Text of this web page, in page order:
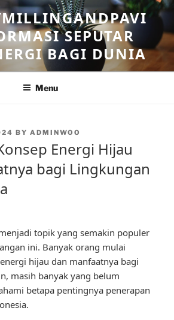
SEPUTAR
BAGI DUNIA
Menu
BY ADMINWOO
Energi Hijau
bagi Lingkungan
topik yang semakin populer
ini. Banyak orang mulai
hijau dan manfaatnya bagi
masih banyak yang belum
betapa pentingnya penerapan